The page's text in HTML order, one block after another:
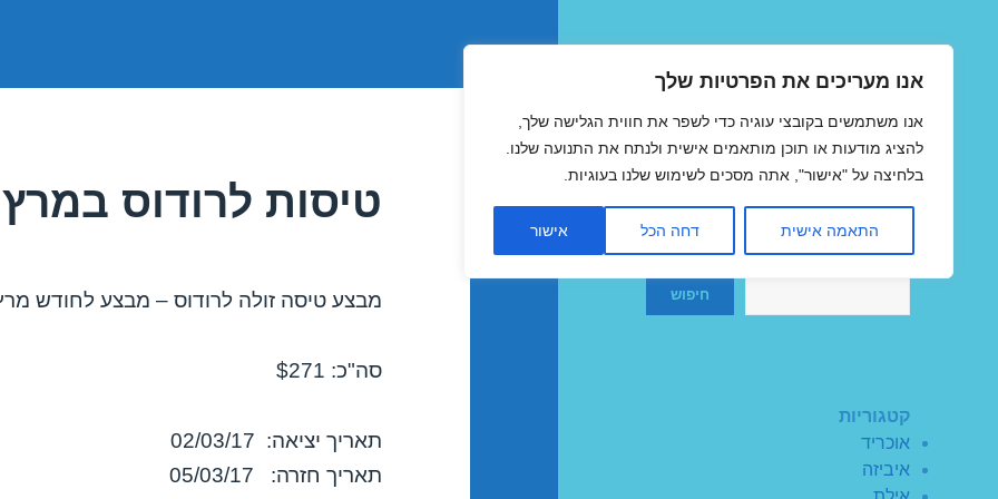
אנו מעריכים את הפרטיות שלך
אנו משתמשים בקובצי עוגיה כדי לשפר את חווית הגלישה שלך,
להציג מודעות או תוכן מותאמים אישית ולנתח את התנועה שלנו.
בלחיצה על "אישור", אתה מסכים לשימוש שלנו בעוגיות.
התאמה אישית דחה הכל אישור
MegaFlights טיסות מוזלות
חיפוש
חיפוש
קטגוריות
אוכריד
איביזה
טיסות לרודוס במרץ 02/03/
מבצע טיסה זולה לרודוס – מבצע לחודש מרץ
סה"כ: $271
תאריך יציאה: 02/03/17
תאריך חזרה: 05/03/17